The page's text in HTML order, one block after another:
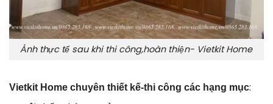
Ảnh thực tế sau khi thi công,hoàn thiện- Vietkit Home
Vietkit Home chuyên thiết kế-thi công các hạng mục: